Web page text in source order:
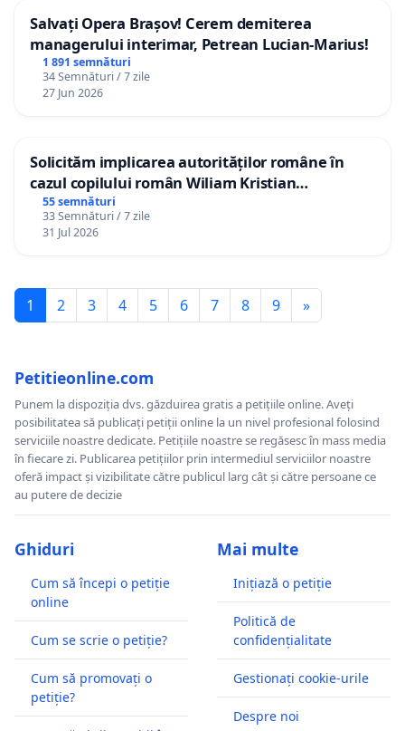
Salvați Opera Brașov! Cerem demiterea
managerului interimar, Petrean Lucian-Marius!
1 891 semnături
34 Semnături / 7 zile
27 Jun 2026
Solicităm implicarea autorităților române în
cazul copilului român Wiliam Kristian
Gheorghe, aflat în plasament în Danemarca de
12 ani
55 semnături
33 Semnături / 7 zile
31 Jul 2026
1 2 3 4 5 6 7 8 9 »
Petitieonline.com
Punem la dispoziția dvs. găzduirea gratis a petițiile online. Aveți
posibilitatea să publicați petiții online la un nivel profesional folosind
serviciile noastre dedicate. Petițiile noastre se regăsesc în mass media
în fiecare zi. Publicarea petițiilor prin intermediul serviciilor noastre
oferă impact și vizibilitate către publicul larg cât și către persoane ce
au putere de decizie
Ghiduri
Cum să începi o petiție
online
Cum se scrie o petiție?
Cum să promovați o
petiție?
Mai multe
Inițiază o petiție
Politică de
confidențialitate
Gestionați cookie-urile
Despre noi